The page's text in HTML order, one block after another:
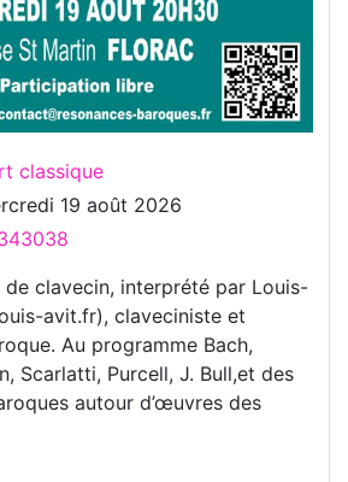
classique
19 août 2026
clavecin, interprété par Louis-
avit.fr), claveciniste et
Au programme Bach,
Scarlatti, Purcell, J. Bull,et des
autour d’œuvres des